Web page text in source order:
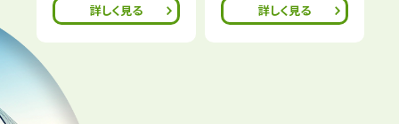
詳しく見る 詳しく見る